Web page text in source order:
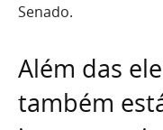
Senado.
Além das
também